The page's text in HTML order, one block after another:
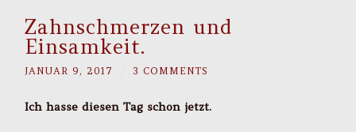
Zahnschmerzen und
Einsamkeit.
JANUAR 9, 2017 3 COMMENTS
Ich hasse diesen Tag schon jetzt.